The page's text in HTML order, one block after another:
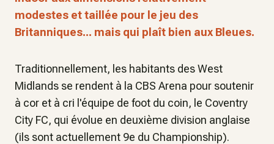
modestes et taillée pour le jeu des
Britanniques... mais qui plaît bien aux Bleues.
Traditionnellement, les habitants des West
Midlands se rendent à la CBS Arena pour soutenir
à cor et à cri l'équipe de foot du coin, le Coventry
City FC, qui évolue en deuxième division anglaise
(ils sont actuellement 9e du Championship).